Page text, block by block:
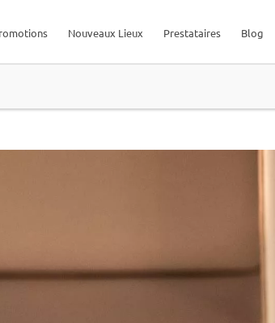
Blog
Prestataires
Nouveaux Lieux